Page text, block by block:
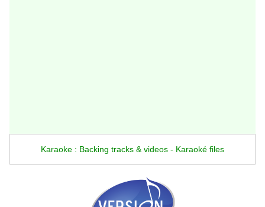
Karaoke : Backing tracks & videos - Karaoké files